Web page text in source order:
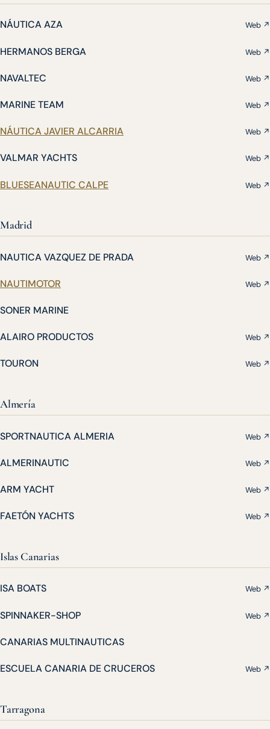
NÁUTICA AZA Web ↗
HERMANOS BERGA Web ↗
NAVALTEC Web ↗
MARINE TEAM Web ↗
NÁUTICA JAVIER ALCARRIA Web ↗
VALMAR YACHTS Web ↗
BLUESEANAUTIC CALPE Web ↗
Madrid
NAUTICA VAZQUEZ DE PRADA Web ↗
NAUTIMOTOR Web ↗
SONER MARINE
ALAIRO PRODUCTOS Web ↗
TOURON Web ↗
Almería
SPORTNAUTICA ALMERIA Web ↗
ALMERINAUTIC Web ↗
ARM YACHT Web ↗
FAETÓN YACHTS Web ↗
Islas Canarias
ISA BOATS Web ↗
SPINNAKER-SHOP Web ↗
CANARIAS MULTINAUTICAS
ESCUELA CANARIA DE CRUCEROS Web ↗
Tarragona